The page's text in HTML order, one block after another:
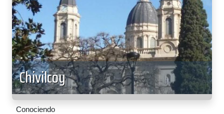
Chivilcoy
Conociendo